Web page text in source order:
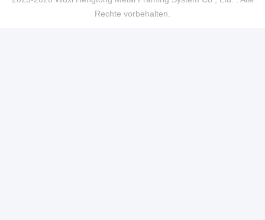
Rechte vorbehalten.